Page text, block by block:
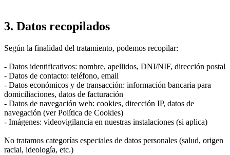
3. Datos recopilados
Según la finalidad del tratamiento, podemos recopilar:
- Datos identificativos: nombre, apellidos, DNI/NIF, dirección postal
- Datos de contacto: teléfono, email
- Datos económicos y de transacción: información bancaria para
domiciliaciones, datos de facturación
- Datos de navegación web: cookies, dirección IP, datos de
navegación (ver Política de Cookies)
- Imágenes: videovigilancia en nuestras instalaciones (si aplica)
No tratamos categorías especiales de datos personales (salud, origen
racial, ideología, etc.)